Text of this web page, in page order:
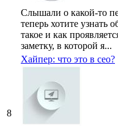
Слышали о какой-то
теперь хотите узнать
такое и как
заметку, в которой я...
8
Хайпер: что это в сео?